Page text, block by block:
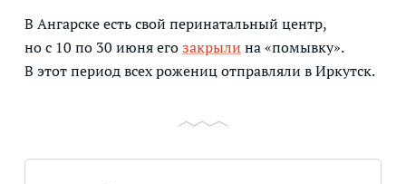
В Ангарске есть свой перинатальный центр,
но с 10 по 30 июня егозакрыли на «помывку».
В этот период всех рожениц отправляли в Иркутск.